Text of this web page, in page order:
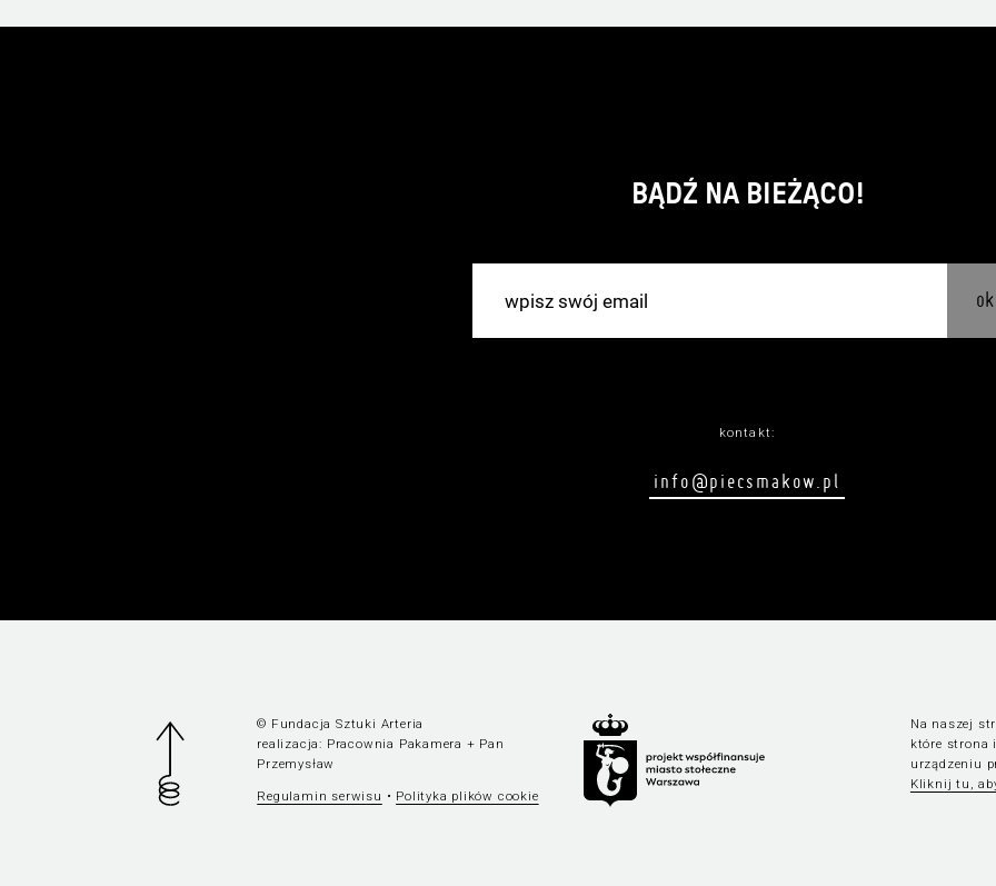
BĄDŹ NA BIEŻĄCO!
ok
kontakt:
info@piecsmakow.pl
© Fundacja Sztuki Arteria
realizacja: Pracownia Pakamera + Pan
Przemysław
Regulamin serwisu • Polityka plików cookie
Na naszej
które strona
urządzeniu
Kliknij tu,